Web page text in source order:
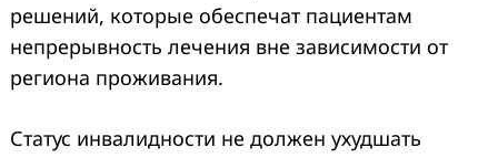
решений, которые обеспечат пациентам
непрерывность лечения вне зависимости от
региона проживания.
Статус инвалидности не должен ухудшать